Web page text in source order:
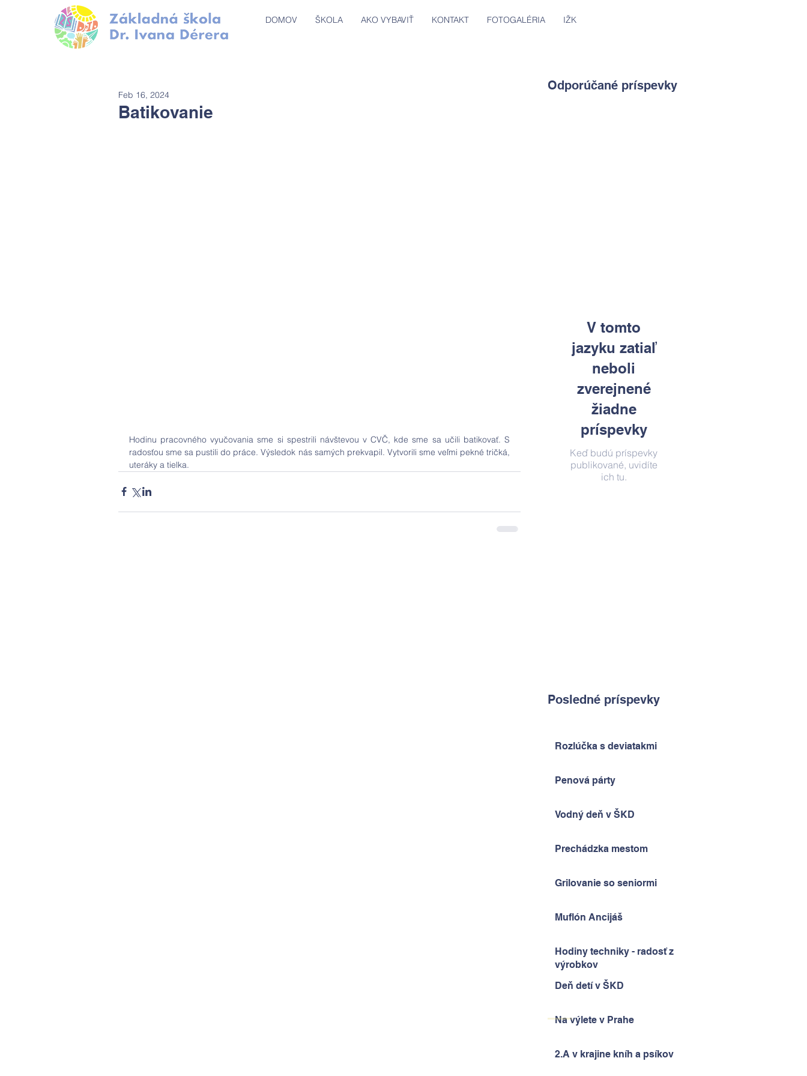
DOMOV ŠKOLA AKO VYBAVIŤ KONTAKT FOTOGALÉRIA IŽK
Odporúčané príspevky
V tomto
jazyku zatiaľ
neboli
zverejnené
žiadne
príspevky
Keď budú príspevky
publikované, uvidíte
ich tu.
Posledné príspevky
Rozlúčka s deviatakmi
Penová párty
Vodný deň v ŠKD
Prechádzka mestom
Grilovanie so seniormi
Muflón Ancijáš
Hodiny techniky - radosť z
výrobkov
Deň detí v ŠKD
Na výlete v Prahe
2.A v krajine kníh a psíkov
Batikovanie
Feb 16, 2024
Hodinu pracovného vyučovania sme si spestrili návštevou v CVČ, kde sme sa učili batikovať. S
radosťou sme sa pustili do práce. Výsledok nás samých prekvapil. Vytvorili sme veľmi pekné tričká,
uteráky a tielka.